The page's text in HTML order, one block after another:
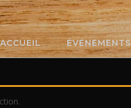
ACCUEIL ÉVÉNEMENTS